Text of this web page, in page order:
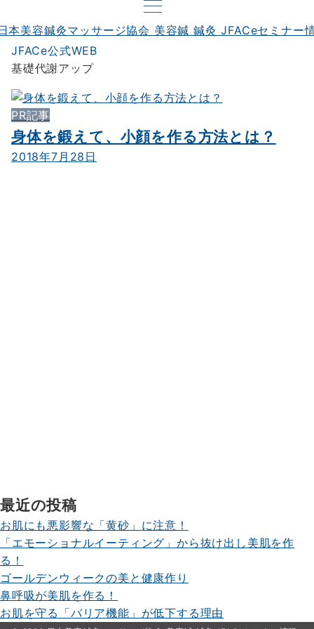
JFACe公式WEB
基礎代謝アップ
PR記事
身体を鍛えて、小顔を作る方法とは？
2018年7月28日
最近の投稿
お肌にも悪影響な「黄砂」に注意！
「エモーショナルイーティング」から抜け出し美肌を作
る！
ゴールデンウィークの美と健康作り
鼻呼吸が美肌を作る！
お肌を守る「バリア機能」が低下する理由